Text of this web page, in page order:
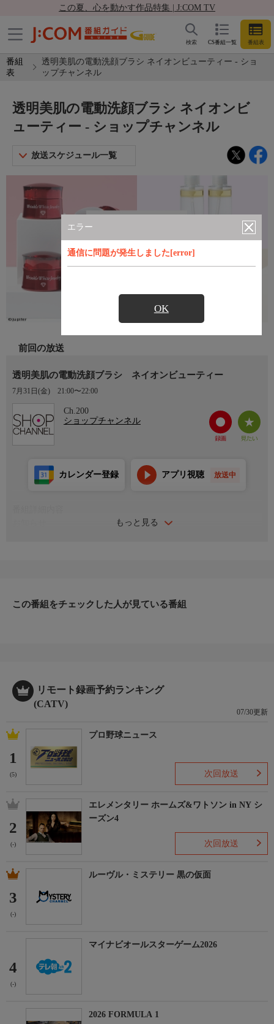
この夏、心を動かす作品特集 | J:COM TV
CS番組一覧 番組表
検索
番組
表
透明美肌の電動洗顔ブラシ ネイオンビューティー - ショ
ップチャンネル
エラー
通信に問題が発生しました[error]
OK
透明美肌の電動洗顔ブラシ ネイオンビ
ューティー - ショップチャンネル
放送スケジュール一覧
前回の放送
透明美肌の電動洗顔ブラシ ネイオンビューティー
7月31日(金) 21:00〜22:00
Ch.200
ショップチャンネル
もっと見る
カレンダー登録 アプリ視聴 放送中
＊ライブ放送につき、番組および商品内容に変更が生じる場合も
この番組をチェックした人が見ている番組
リモート録画予約ランキング
(CATV)
07/30更新
1
(5)
プロ野球ニュース
次回放送
2
(-)
エレメンタリー ホームズ&ワトソン in NY シ
ーズン4
次回放送
3
(-)
ルーヴル・ミステリー 黒の仮面
4
(-)
マイナビオールスターゲーム2026
2026 FORMULA 1